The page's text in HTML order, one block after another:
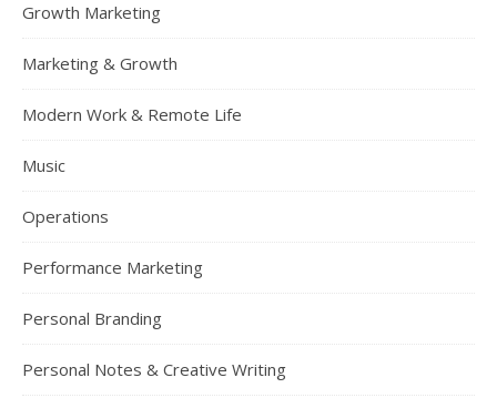
Growth Marketing
Marketing & Growth
Modern Work & Remote Life
Music
Operations
Performance Marketing
Personal Branding
Personal Notes & Creative Writing